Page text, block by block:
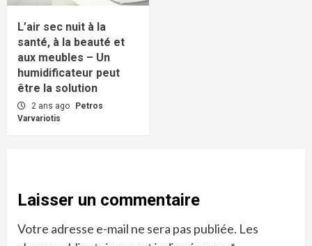
L’air sec nuit à la
santé, à la beauté et
aux meubles – Un
humidificateur peut
être la solution
2 ans ago
Petros
Varvariotis
Laisser un commentaire
Votre adresse e-mail ne sera pas publiée. Les